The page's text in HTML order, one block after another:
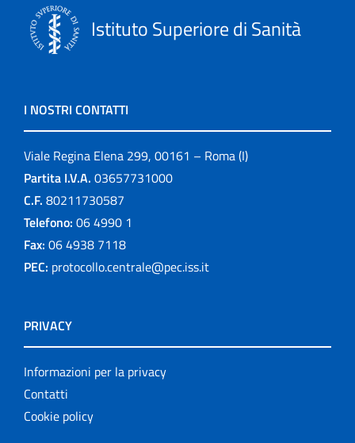
Istituto Superiore di Sanità
I NOSTRI CONTATTI
Viale Regina Elena 299, 00161 – Roma (I)
Partita I.V.A. 03657731000
C.F. 80211730587
Telefono: 06 4990 1
Fax: 06 4938 7118
PEC: protocollo.centrale@pec.iss.it
PRIVACY
Informazioni per la privacy
Contatti
Cookie policy